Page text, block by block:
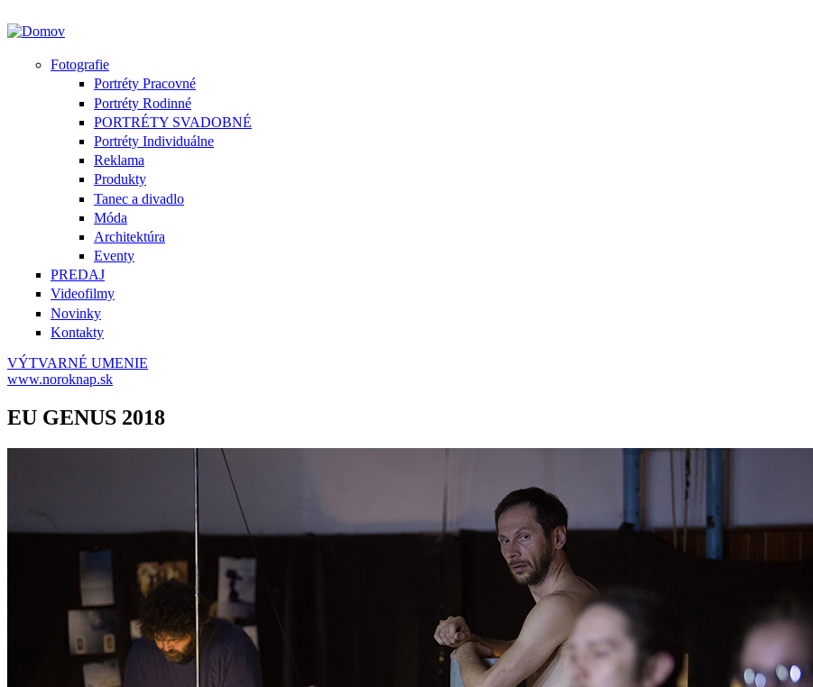
Fotografie
Portréty Pracovné
Portréty Rodinné
PORTRÉTY SVADOBNÉ
Portréty Individuálne
Reklama
Produkty
Tanec a divadlo
Móda
Architektúra
Eventy
PREDAJ
Videofilmy
Novinky
Kontakty
VÝTVARNÉ UMENIE
www.noroknap.sk
EU GENUS 2018